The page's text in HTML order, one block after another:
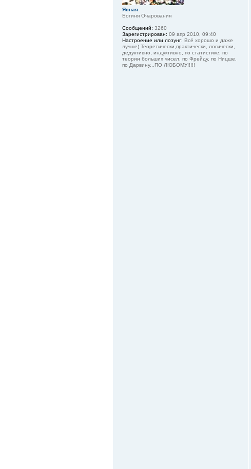
Ясная
Богиня Очарования
Сообщений: 3260
Зарегистрирован: 09 апр 2010, 09:40
Настроение или лозунг: Всё хорошо и даже
лучше) Теоретически,практически, логически,
дедуктивно, индуктивно, по статистике, по
теории больших чисел, по Фрейду, по Ницше,
по Дарвину...ПО ЛЮБОМУ!!!!!